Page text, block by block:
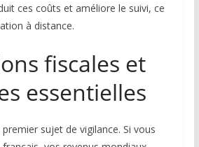
ces coûts et améliore le suivi, ce
à distance.
fiscales et
essentielles
sujet de vigilance. Si vous